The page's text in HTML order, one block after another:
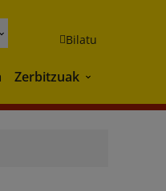
Bilatu
Zerbitzuak Zerbitzuak